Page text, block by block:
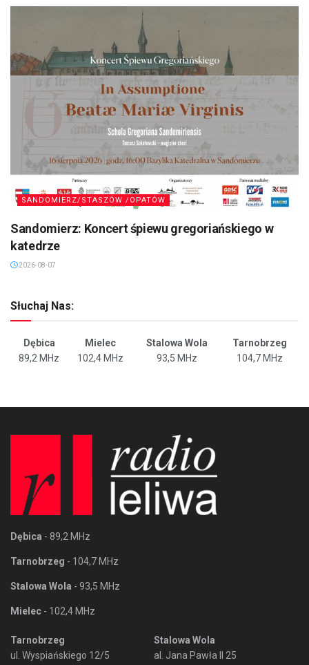
SANDOMIERZ/STASZÓW /OPATÓW
Sandomierz: Koncert śpiewu gregoriańskiego w
katedrze
2026-08-07
Słuchaj Nas:
Dębica Mielec Stalowa Wola
Tarnobrzeg
89,2 MHz
102,4 MHz 93,5 MHz 104,7 MHz
Dębica - 89,2 MHz
Tarnobrzeg - 104,7 MHz
Stalowa Wola - 93,5 MHz
Mielec - 102,4 MHz
Tarnobrzeg
ul. Wyspiańskiego 12/5
Stalowa Wola
al. Jana Pawła II 25